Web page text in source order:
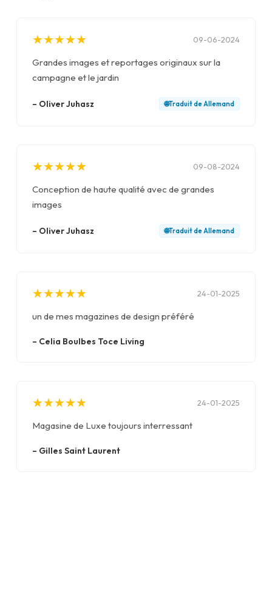
★
★★
★★
★★
★★
★ 09-06-2024
Grandes images et reportages originaux sur la
campagne et le jardin
– Oliver Juhasz 🌐Traduit deAllemand
★
★★
★★
★★
★★
★ 09-08-2024
Conception de haute qualité avec de grandes
images
– Oliver Juhasz 🌐Traduit deAllemand
★
★★
★★
★★
★★
★ 24-01-2025
un de mes magazines de design préféré
– Celia Boulbes Toce Living
★
★★
★★
★★
★★
★ 24-01-2025
Magasine de Luxe toujours interressant
– Gilles Saint Laurent